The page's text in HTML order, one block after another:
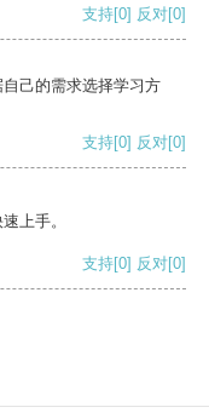
支持[0] 反对[0]
己的需求选择学习方
支持[0] 反对[0]
上手。
支持[0] 反对[0]